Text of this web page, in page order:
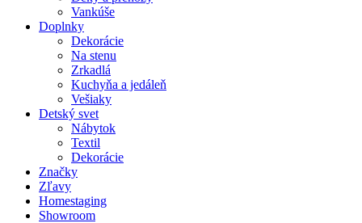
Vankúše
Doplnky
Dekorácie
Na stenu
Zrkadlá
Kuchyňa a jedáleň
Vešiaky
Detský svet
Nábytok
Textil
Dekorácie
Značky
Zľavy
Homestaging
Showroom